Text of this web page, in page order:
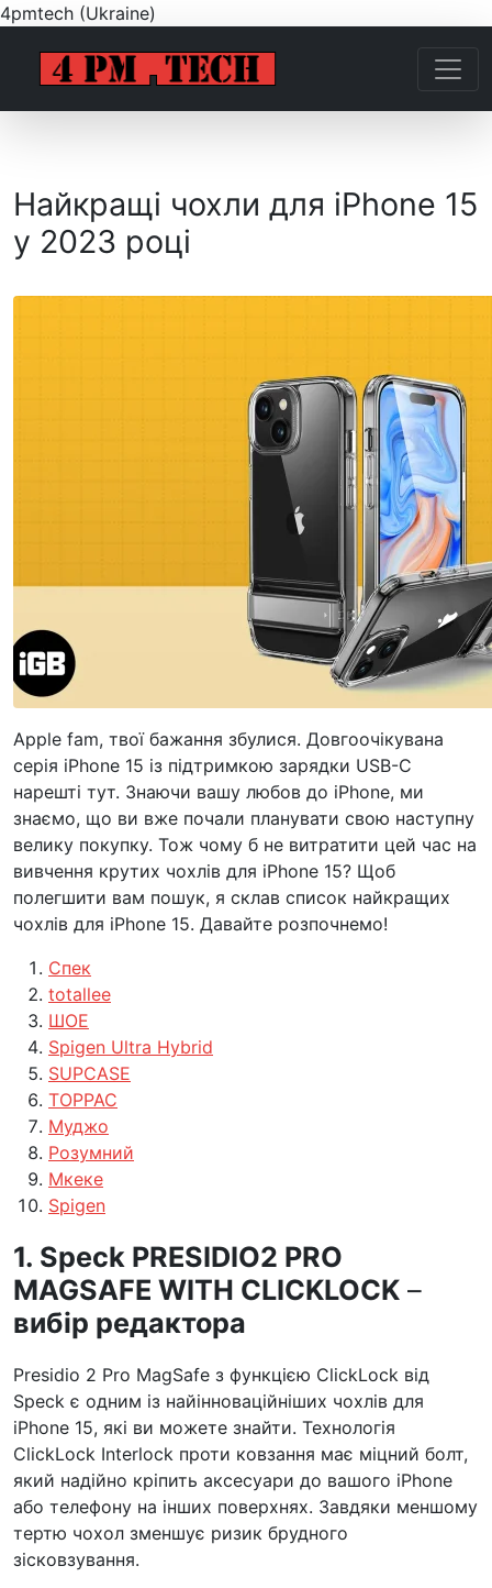
4pmtech (Ukraine)
Найкращі чохли для iPhone 15
у 2023 році
Apple fam, твої бажання збулися. Довгоочікувана
серія iPhone 15 із підтримкою зарядки USB-C
нарешті тут. Знаючи вашу любов до iPhone, ми
знаємо, що ви вже почали планувати свою наступну
велику покупку. Тож чому б не витратити цей час на
вивчення крутих чохлів для iPhone 15? Щоб
полегшити вам пошук, я склав список найкращих
чохлів для iPhone 15. Давайте розпочнемо!
Спек
totallee
ШОЕ
Spigen Ultra Hybrid
SUPCASE
ТОРРАС
Муджо
Розумний
Мкеке
Spigen
1. Speck PRESIDIO2 PRO
MAGSAFE WITH CLICKLOCK –
вибір редактора
Presidio 2 Pro MagSafe з функцією ClickLock від
Speck є одним із найінноваційніших чохлів для
iPhone 15, які ви можете знайти. Технологія
ClickLock Interlock проти ковзання має міцний болт,
який надійно кріпить аксесуари до вашого iPhone
або телефону на інших поверхнях. Завдяки меншому
тертю чохол зменшує ризик брудного
зісковзування.